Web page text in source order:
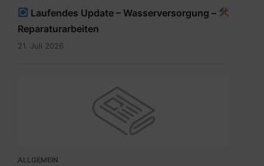
Laufendes Update – Wasserversorgung –
Reparaturarbeiten
21. Juli 2026
ALLGEMEIN